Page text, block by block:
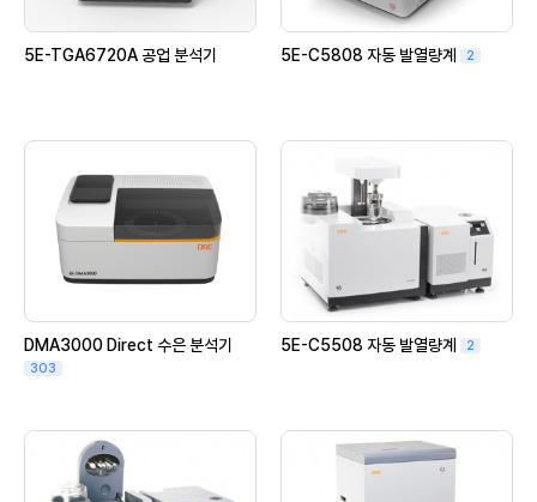
5E-TGA6720A 공업 분석기 5E-C5808 자동 발열량계 2
DMA3000 Direct 수은 분석기
303
5E-C5508 자동 발열량계 2